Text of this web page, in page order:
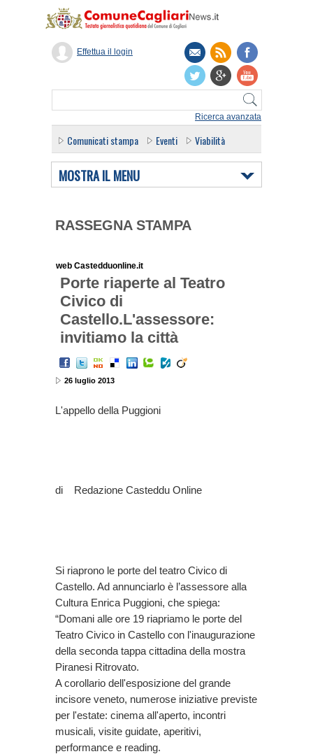
Ricerca avanzata
Effettua il login
Comunicati stampa Eventi Viabilità
MOSTRA IL MENU
RASSEGNA STAMPA
web Castedduonline.it
Porte riaperte al Teatro
Civico di
Castello.L'assessore:
invitiamo la città
26 luglio 2013
L'appello della Puggioni
di Redazione Casteddu Online
Si riaprono le porte del teatro Civico di
Castello. Ad annunciarlo è l’assessore alla
Cultura Enrica Puggioni, che spiega:
“Domani alle ore 19 riapriamo le porte del
Teatro Civico in Castello con l'inaugurazione
della seconda tappa cittadina della mostra
Piranesi Ritrovato.
A corollario dell'esposizione del grande
incisore veneto, numerose iniziative previste
per l'estate: cinema all'aperto, incontri
musicali, visite guidate, aperitivi,
performance e reading.